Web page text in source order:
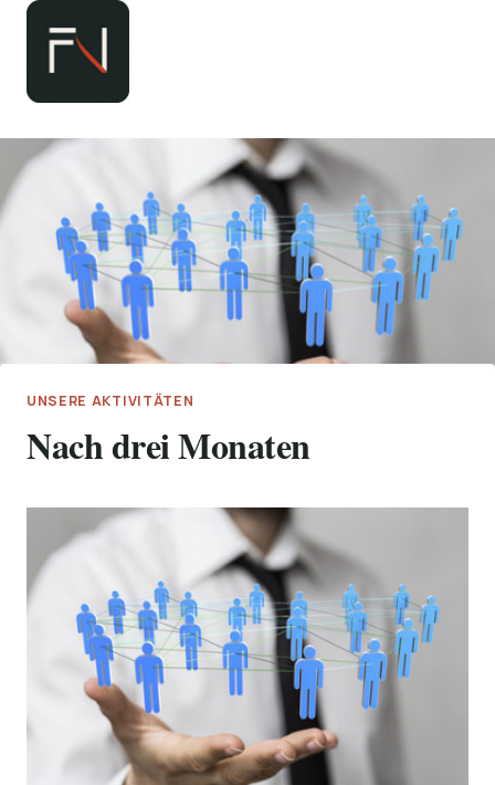
Zum
springen
UNSERE AKTIVITÄTEN
Nach drei Monaten